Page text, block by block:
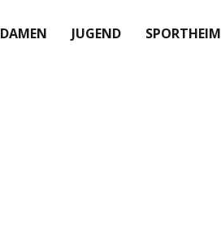
DAMEN JUGEND SPORTHEIM